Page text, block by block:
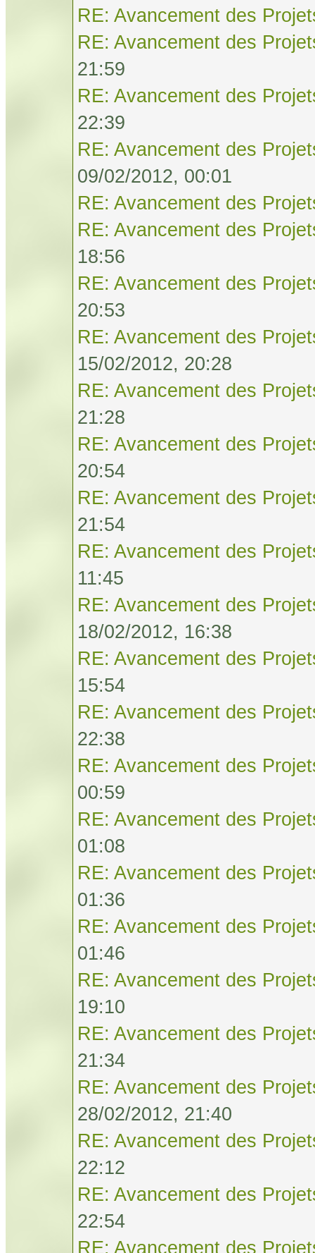
RE: Avancement des
RE: Avancement des
21:59
RE: Avancement des
22:39
RE: Avancement des
09/02/2012, 00:01
RE: Avancement des
RE: Avancement des
18:56
RE: Avancement des
20:53
RE: Avancement des
15/02/2012, 20:28
RE: Avancement des
21:28
RE: Avancement des
20:54
RE: Avancement des
21:54
RE: Avancement des
11:45
RE: Avancement des
18/02/2012, 16:38
RE: Avancement des
15:54
RE: Avancement des
22:38
RE: Avancement des
00:59
RE: Avancement des
01:08
RE: Avancement des
01:36
RE: Avancement des
01:46
RE: Avancement des
19:10
RE: Avancement des
21:34
RE: Avancement des
28/02/2012, 21:40
RE: Avancement des
22:12
RE: Avancement des
22:54
RE: Avancement des